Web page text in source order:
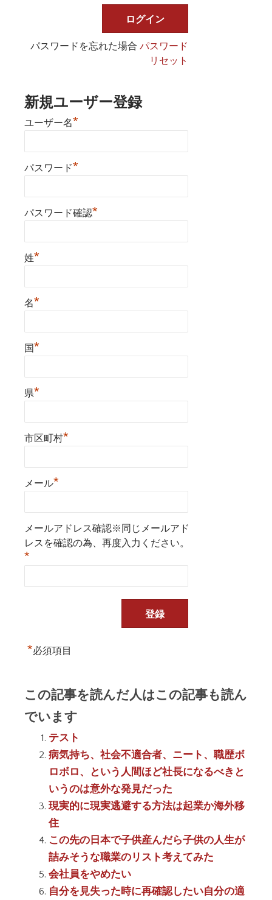
パスワードを忘れた場合パスワード
リセット
新規ユーザー登録
ユーザー名*
パスワード*
パスワード確認*
姓*
名*
国*
県*
市区町村*
メール*
メールアドレス確認※同じメールアド
レスを確認の為、再度入力ください。
*
*必須項目
この記事を読んだ人はこの記事も読ん
でいます
テスト
病気持ち、社会不適合者、ニート、職歴ボ
ロボロ、という人間ほど社長になるべきと
いうのは意外な発見だった
現実的に現実逃避する方法は起業か海外移
住
この先の日本で子供産んだら子供の人生が
詰みそうな職業のリスト考えてみた
会社員をやめたい
自分を見失った時に再確認したい自分の適